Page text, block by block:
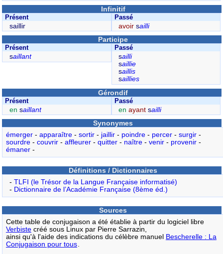
Infinitif
Présent
saillir
Passé
avoir sailli
Participe
Présent
saillant
Passé
sailli
saillie
saillis
saillies
Gérondif
Présent
en saillant
Passé
enayant sailli
Synonymes
émerger- apparaître- sortir- jaillir- poindre- percer- surgir-
sourdre- couvrir- affleurer- quitter- naître- venir- provenir-
émaner-
Définitions / Dictionnaires
- TLFI (le Trésor de la Langue Française informatisé)
- Dictionnaire de l’Académie Française (8ème éd.)
Sources
Cette table de conjugaison a été établie à partir du logiciel libre
Verbistecréé sous Linux par Pierre Sarrazin,
ainsi qu'à l'aide des indications du célèbre manuel Bescherelle : La
Conjugaison pour tous